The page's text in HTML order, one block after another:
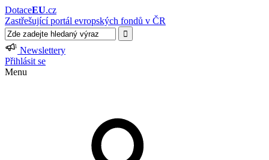
DotaceEU.cz
Zastřešující portál evropských fondů v ČR
Newslettery
Přihlásit se
Menu